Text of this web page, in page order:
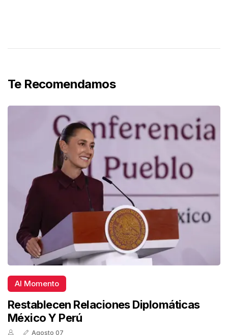
Te Recomendamos
Al Momento
Restablecen Relaciones Diplomáticas
México Y Perú
Agosto 07